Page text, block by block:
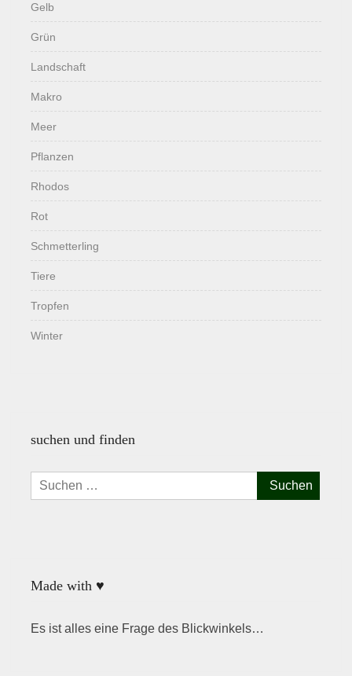
Gelb
Grün
Landschaft
Makro
Meer
Pflanzen
Rhodos
Rot
Schmetterling
Tiere
Tropfen
Winter
suchen und finden
Suchen
nach:
Made with ♥
Es ist alles eine Frage des Blickwinkels…